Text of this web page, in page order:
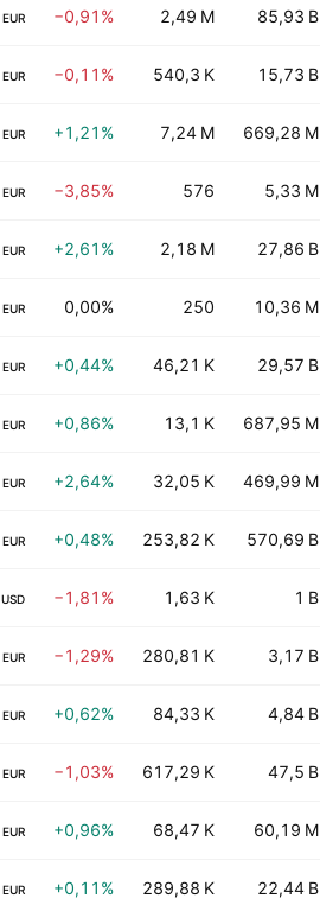
EUR −0,91% 2,49 M 85,93 B
EUR −0,11% 540,3 K 15,73 B
EUR +1,21% 7,24 M 669,28 M
EUR −3,85% 576 5,33 M
EUR +2,61% 2,18 M 27,86 B
EUR 0,00% 250 10,36 M
EUR +0,44% 46,21 K 29,57 B
EUR +0,86% 13,1 K 687,95 M
EUR +2,64% 32,05 K 469,99 M
EUR +0,48% 253,82 K 570,69 B
USD −1,81% 1,63 K 1 B
EUR −1,29% 280,81 K 3,17 B
EUR +0,62% 84,33 K 4,84 B
EUR −1,03% 617,29 K 47,5 B
EUR +0,96% 68,47 K 60,19 M
EUR +0,11% 289,88 K 22,44 B